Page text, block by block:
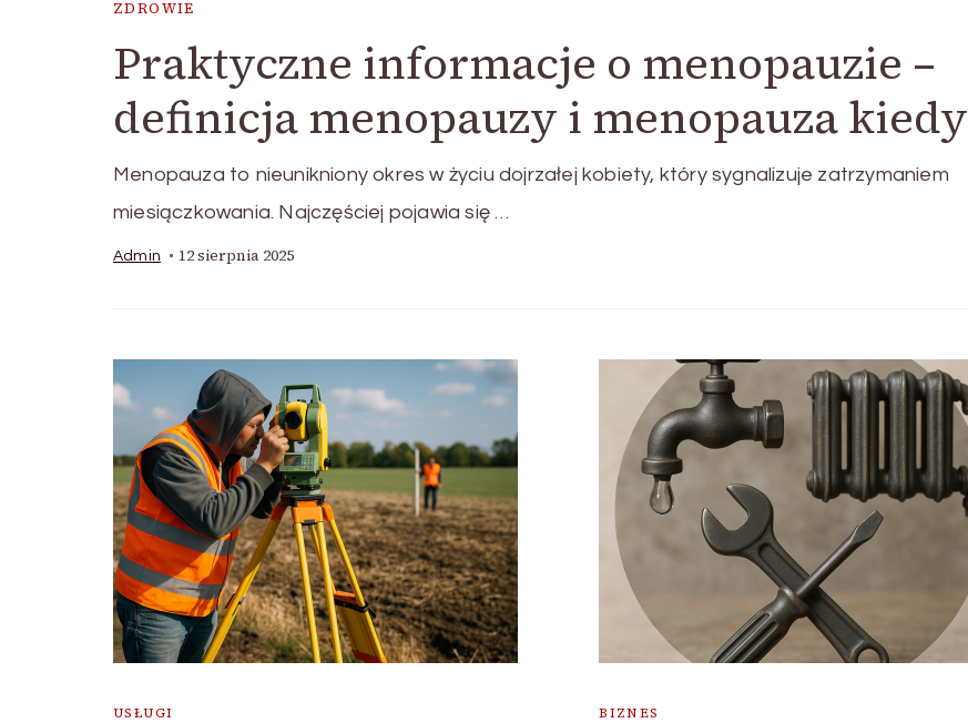
ZDROWIE
Praktyczne informacje o menopauzie –
definicja menopauzy i menopauza kiedy
Menopauza to nieunikniony okres w życiu dojrzałej kobiety, który sygnalizuje zatrzymaniem
miesiączkowania. Najczęściej pojawia się …
Admin 12 sierpnia 2025
USŁUGI BIZNES